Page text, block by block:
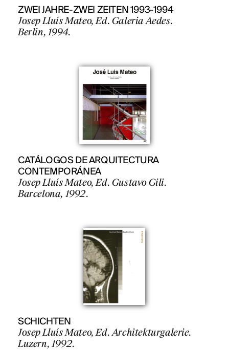
ZWEI JAHRE-ZWEI ZEITEN 1993-1994
Josep Lluís Mateo, Ed. Galeria Aedes.
Berlin, 1994.
CATÁLOGOS DE ARQUITECTURA
CONTEMPORÁNEA
Josep Lluís Mateo, Ed. Gustavo Gili.
Barcelona, 1992.
SCHICHTEN
Josep Lluís Mateo, Ed. Architekturgalerie.
Luzern, 1992.
DESIGNS
JOURNAL
PRACTICE
ABOUT
CONTACT